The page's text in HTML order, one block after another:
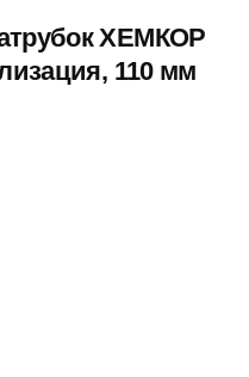
ХЕМКОР
110 мм